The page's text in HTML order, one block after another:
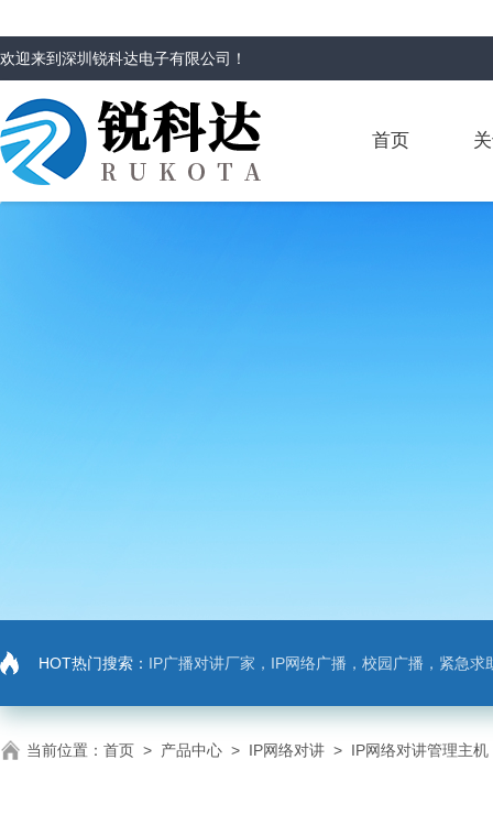
欢迎来到深圳锐科达电子有限公司 ！
首页
HOT热门搜索： IP广播对讲厂家，IP网络广播，校园广播，紧急求助，IP广播对讲系
当前位置： 首页 > 产品中心 > IP网络对讲 > IP网络对讲管理主机